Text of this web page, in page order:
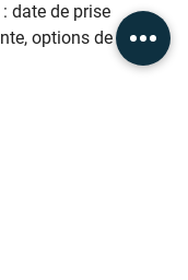
date de prise
options de